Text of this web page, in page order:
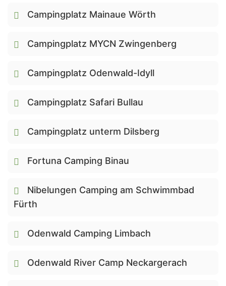
Campingplatz Mainaue Wörth
Campingplatz MYCN Zwingenberg
Campingplatz Odenwald-Idyll
Campingplatz Safari Bullau
Campingplatz unterm Dilsberg
Fortuna Camping Binau
Nibelungen Camping am Schwimmbad
Fürth
Odenwald Camping Limbach
Odenwald River Camp Neckargerach